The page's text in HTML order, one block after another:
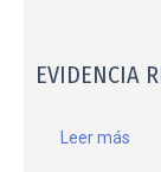
EVIDENCIA
Leer más